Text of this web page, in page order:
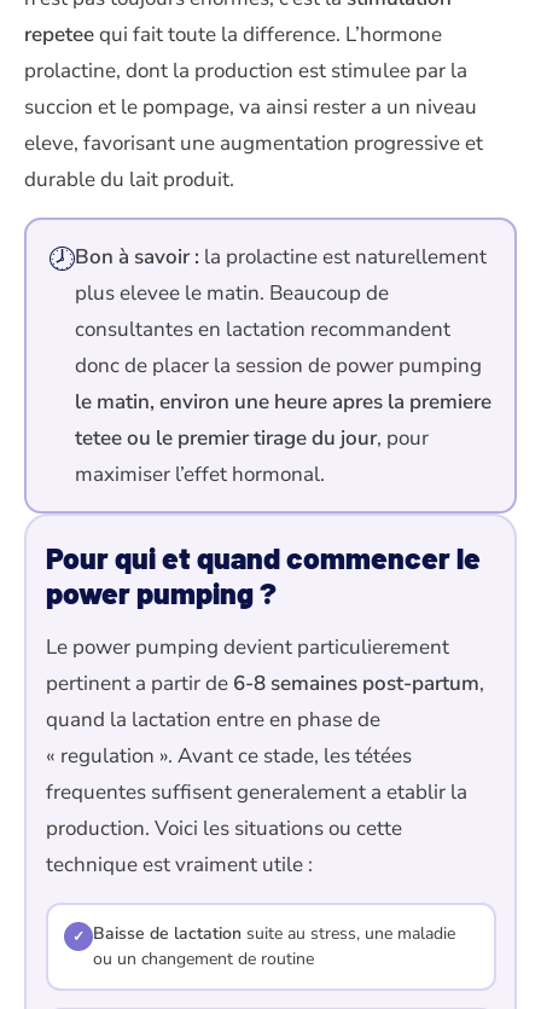
repeteequi fait toute la difference. L’hormone
prolactine, dont la production est stimulee par la
succion et le pompage, va ainsi rester a un niveau
eleve, favorisant une augmentation progressive et
durable du lait produit.
🕗Bon à savoir : la prolactine est naturellement
plus elevee le matin. Beaucoup de
consultantes en lactation recommandent
donc de placer la session de power pumping
le matin, environ une heure apres la premiere
tetee ou le premier tirage du jour, pour
maximiser l’effet hormonal.
Pour qui et quand commencer le
power pumping ?
Le power pumping devient particulierement
pertinent a partir de 6-8 semaines post-partum,
quand la lactation entre en phase de
« regulation ». Avant ce stade, les tétées
frequentes suffisent generalement a etablir la
production. Voici les situations ou cette
technique est vraiment utile :
✓ Baisse de lactation suite au stress, une maladie
ou un changement de routine